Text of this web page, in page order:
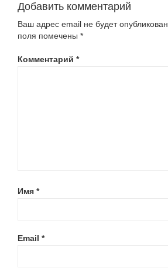
Добавить комментарий
Ваш адрес email не будет опубликован.
поля помечены *
Комментарий *
Имя *
Email *